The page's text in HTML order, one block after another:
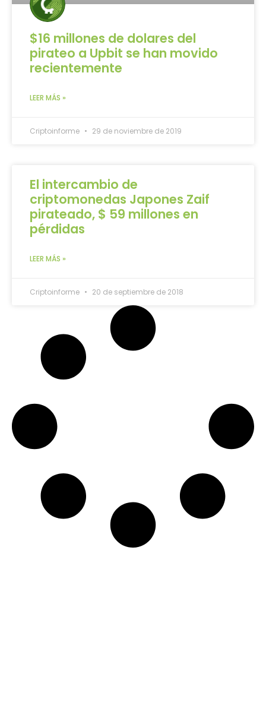
$16 millones de dolares del
pirateo a Upbit se han movido
recientemente
LEER MÁS »
Criptoinforme 29 de noviembre de 2019
El intercambio de
criptomonedas Japones Zaif
pirateado, $ 59 millones en
pérdidas
LEER MÁS »
Criptoinforme 20 de septiembre de 2018